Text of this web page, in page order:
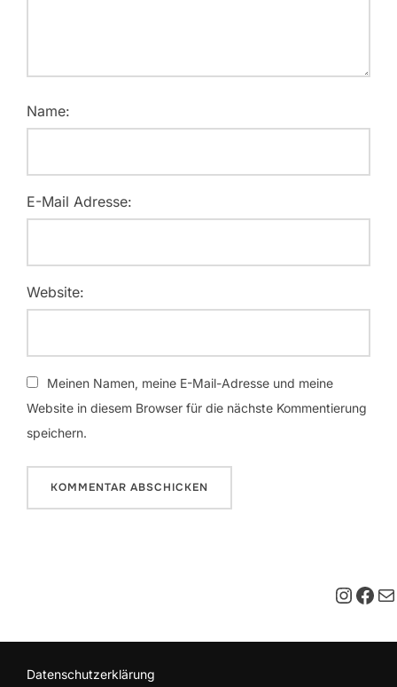
Name:
E-Mail Adresse:
Website:
Meinen Namen, meine E-Mail-Adresse und meine
Website in diesem Browser für die nächste Kommentierung
speichern.
E-
Datenschutzerklärung